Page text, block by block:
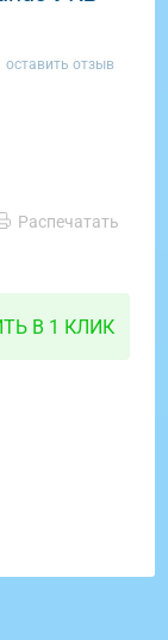
оставить отзыв
Распечатать
В 1 КЛИК